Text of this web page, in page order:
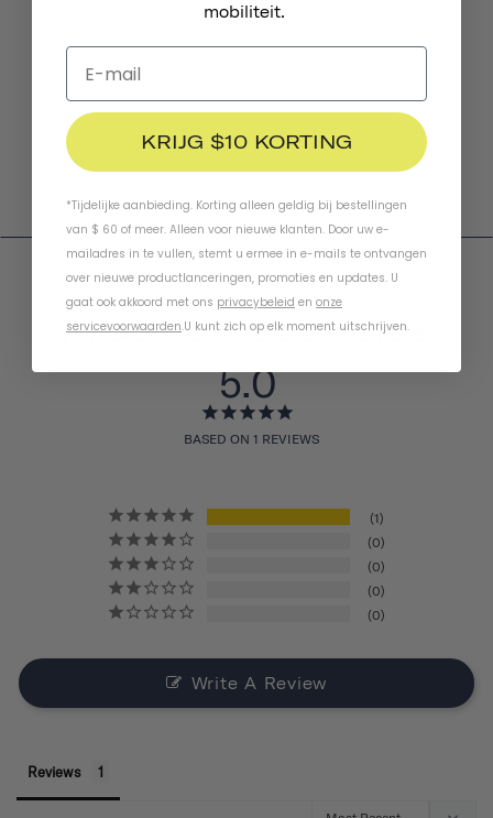
Productrecensies
5.0
BASED ON 1 REVIEWS
1
0
0
0
0
Write A Review
Reviews
mobiliteit.
KRIJG $10 KORTING
*Tijdelijke aanbieding. Korting alleen geldig bij bestellingen
van $ 60 of meer. Alleen voor nieuwe klanten. Door uw e-
mailadres in te vullen, stemt u ermee in e-mails te ontvangen
over nieuwe productlanceringen, promoties en updates. U
gaat ook akkoord met ons privacybeleid en onze
servicevoorwaarden.U kunt zich op elk moment uitschrijven.